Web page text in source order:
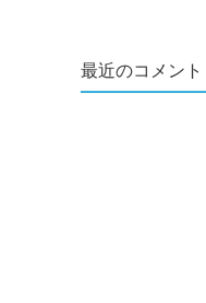
最近のコメント